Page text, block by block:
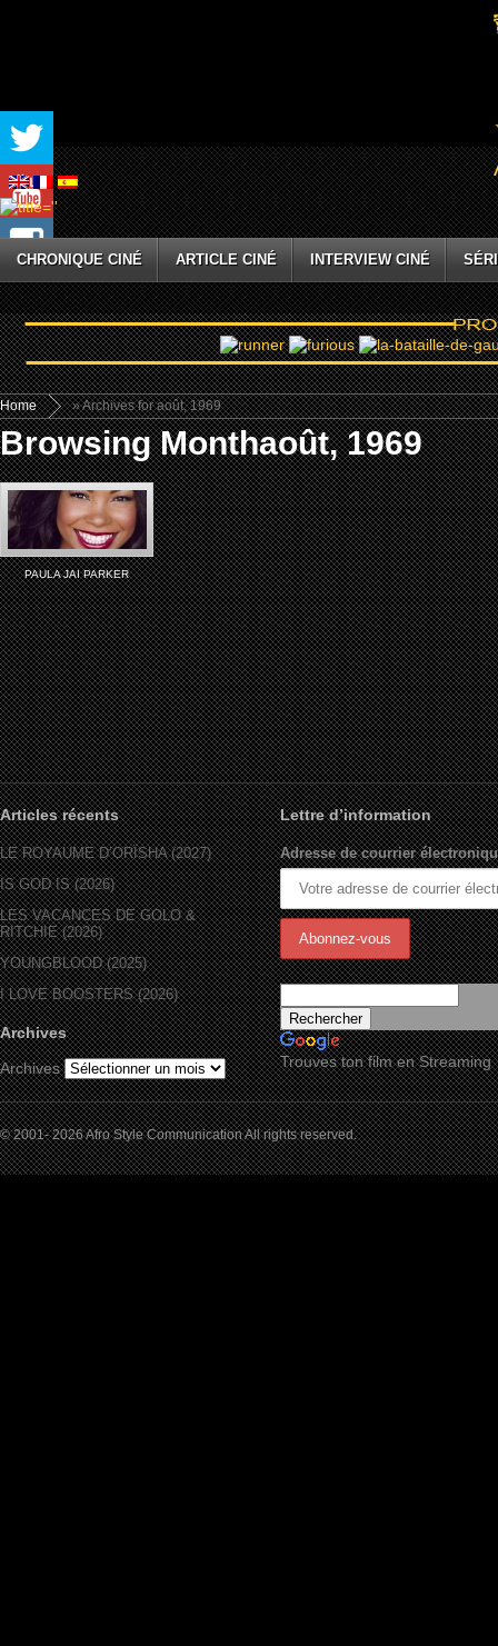
CHRONIQUE CINÉ ARTICLE CINÉ INTERVIEW CINÉ
Home » Archives for août, 1969
Browsing Monthaoût, 1969
PAULA JAI PARKER
Articles récents
LE ROYAUME D’ORÏSHA (2027)
IS GOD IS (2026)
LES VACANCES DE GOLO &
RITCHIE (2026)
YOUNGBLOOD (2025)
I LOVE BOOSTERS (2026)
Archives
Archives
Lettre d’information
Adresse de courrier
Trouves ton film en Streaming
© 2001- 2026 Afro Style Communication All rights reserved.